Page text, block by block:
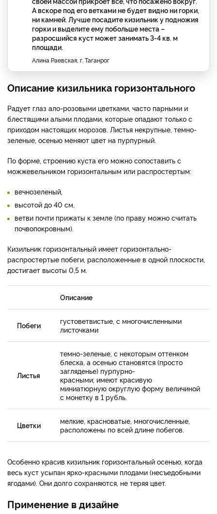
А вскоре под его ветками не будет видно ни горки,
ни камней. Лучше посадите кизильник у подножия
горки и выделите ему побольше места –
разросшийся куст может занимать 3-4 кв. м
площади.
Алина Раевская, г. Таганрог
Описание кизильника горизонтального
Радует глаз ало-розовыми цветками, часто парными и
блестящими алыми плодами, которые опадают только с
приходом настоящих морозов. Листья некрупные, темно-
зеленые, осенью меняют цвет на пурпурный.
По форме, строению куста его можно сопоставить с
можжевельником горизонтальным или распростертым:
вечнозеленый,
высотой до 40 см,
ветви почти прижаты к земле (по праву можно считать
почвопокровным).
Кизильник горизонтальный имеет горизонтально-
распростертые побеги, расположенные в одной плоскости,
достигает высоты 0,5 м.
Описание
Побеги
густоветвистые, с многочисленными
листочками
Листья
темно-зеленые, с некоторым оттенком
блеска, а осенью становятся (просто
загляденье) пурпурно-
красными; имеют красивую
миниатюрную округлую форму величиной
с монетку в 1 рубль.
Цветки
мелкие, красноватые, многочисленные,
расположены по всей длине побегов.
Особенно красив кизильник горизонтальный осенью, когда
весь куст усыпан ярко-красными плодами (несъедобными
ягодами). Они долго сохраняются, не теряя цвет.
Применение в дизайне